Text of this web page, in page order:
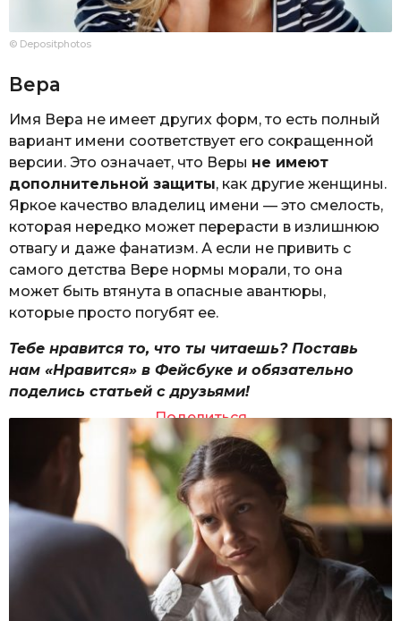
© Depositphotos
Вера
Имя Вера не имеет других форм, то есть полный
вариант имени соответствует его сокращенной
версии. Это означает, что Веры не имеют
дополнительной защиты, как другие женщины.
Яркое качество владелиц имени — это смелость,
которая нередко может перерасти в излишнюю
отвагу и даже фанатизм. А если не привить с
самого детства Вере нормы морали, то она
может быть втянута в опасные авантюры,
которые просто погубят ее.
Тебе нравится то, что ты читаешь? Поставь
нам «Нравится» в Фейсбуке и обязательно
поделись статьей с друзьями!
Поделиться